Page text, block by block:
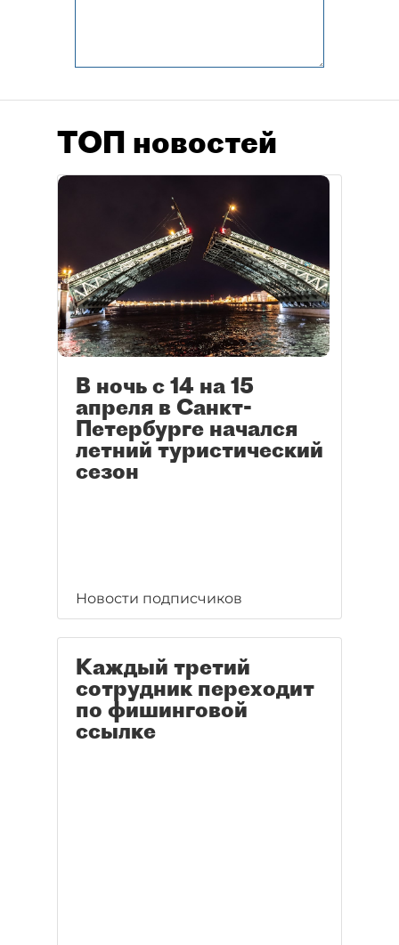
ТОП новостей
В ночь с 14 на 15
апреля в Санкт-
Петербурге начался
летний туристический
сезон
Новости подписчиков
Каждый третий
сотрудник переходит
по фишинговой
ссылке